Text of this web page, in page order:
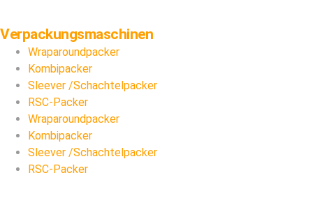
Verpackungs­maschinen
Wraparoundpacker
Kombipacker
Sleever /Schachtelpacker
RSC-Packer
Wraparoundpacker
Kombipacker
Sleever /Schachtelpacker
RSC-Packer